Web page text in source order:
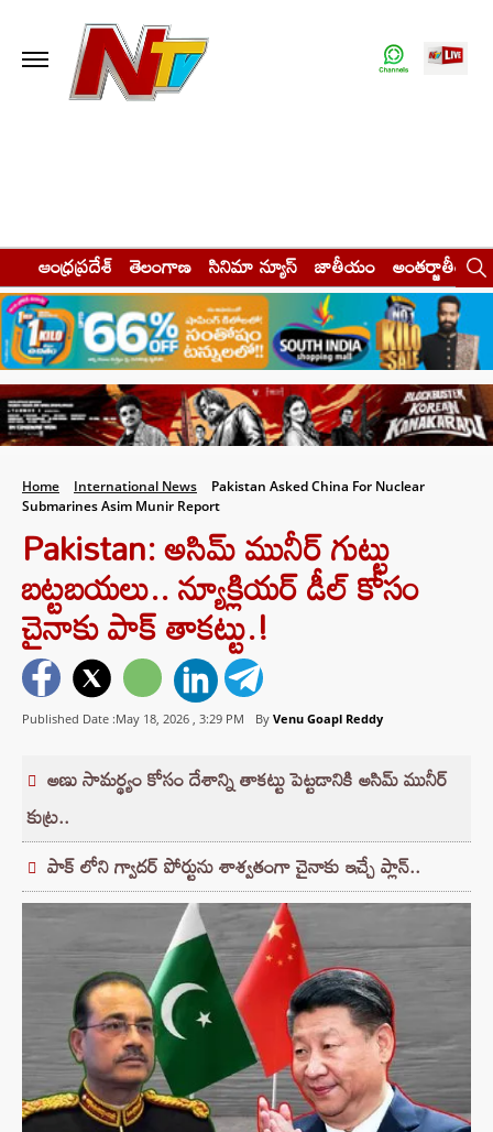
ఆంధ్రప్రదేశ్ తెలంగాణ సినిమా న్యూస్ జాతీయం అంతర్జాతీయం
Home International News
Pakistan Asked China For Nuclear
Submarines Asim Munir Report
Pakistan: అసిమ్ మునీర్ గుట్టు
బట్టబయలు.. న్యూక్లియర్ డీల్ కోసం
చైనాకు పాక్ తాకట్టు.!
Published Date :May 18, 2026 , 3:29 PM By Venu Goapl Reddy
అణు సామర్థ్యం కోసం దేశాన్ని తాకట్టు పెట్టడానికి అసిమ్ మునీర్
కుట్ర..
పాక్ లోని గ్వాదర్ పోర్టును శాశ్వతంగా చైనాకు ఇచ్చే ప్లాన్..